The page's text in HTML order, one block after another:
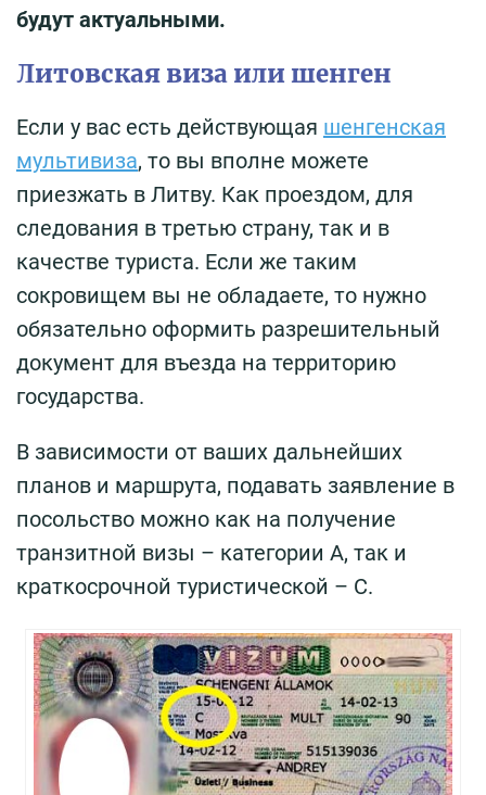
будут актуальными.
Литовская виза или шенген
Если у вас есть действующая шенгенская
мультивиза, то вы вполне можете
приезжать в Литву. Как проездом, для
следования в третью страну, так и в
качестве туриста. Если же таким
сокровищем вы не обладаете, то нужно
обязательно оформить разрешительный
документ для въезда на территорию
государства.
В зависимости от ваших дальнейших
планов и маршрута, подавать заявление в
посольство можно как на получение
транзитной визы – категории A, так и
краткосрочной туристической – C.